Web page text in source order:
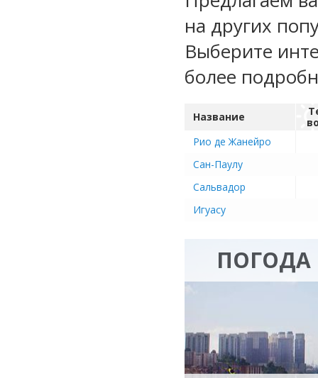
на других
Выберите
более
Название
Рио де Жанейро
Сан-Паулу
Сальвадор
Игуасу
ПОГОДА